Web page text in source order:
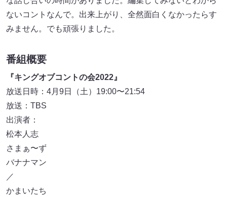
ないコントなんで。出来上がり、全然面白くなかったらす
みません。でも頑張りました。
番組概要
『キングオブコントの会2022』
放送日時：4月9日（土）19:00〜21:54
放送：TBS
出演者：
松本人志
さまぁ〜ず
バナナマン
／
かまいたち